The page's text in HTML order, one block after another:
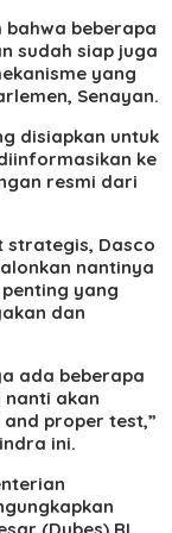
beberapa
sudah siap juga
yang
Senayan.
disiapkan untuk
ke
resmi dari
strategis, Dasco
nantinya
yang
dan
ada beberapa
akan
proper test,”
ini.